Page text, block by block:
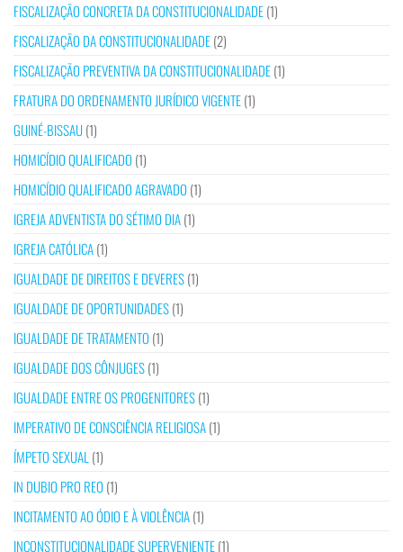
FISCALIZAÇÃO CONCRETA DA CONSTITUCIONALIDADE(1)
FISCALIZAÇÃO DA CONSTITUCIONALIDADE(2)
FISCALIZAÇÃO PREVENTIVA DA CONSTITUCIONALIDADE(1)
FRATURA DO ORDENAMENTO JURÍDICO VIGENTE(1)
GUINÉ-BISSAU(1)
HOMICÍDIO QUALIFICADO (1)
HOMICÍDIO QUALIFICADO AGRAVADO (1)
IGREJA ADVENTISTA DO SÉTIMO DIA(1)
IGREJA CATÓLICA(1)
IGUALDADE DE DIREITOS E DEVERES(1)
IGUALDADE DE OPORTUNIDADES(1)
IGUALDADE DE TRATAMENTO (1)
IGUALDADE DOS CÔNJUGES(1)
IGUALDADE ENTRE OS PROGENITORES(1)
IMPERATIVO DE CONSCIÊNCIA RELIGIOSA(1)
ÍMPETO SEXUAL (1)
IN DUBIO PRO REO (1)
INCITAMENTO AO ÓDIO E À VIOLÊNCIA(1)
INCONSTITUCIONALIDADE SUPERVENIENTE(1)